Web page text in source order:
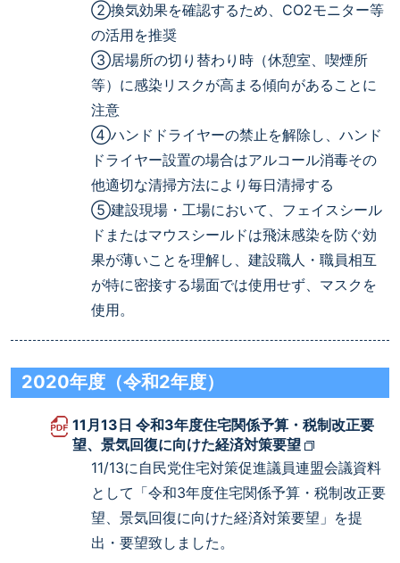
②換気効果を確認するため、CO2モニター等
の活用を推奨
③居場所の切り替わり時（休憩室、喫煙所
等）に感染リスクが高まる傾向があることに
注意
④ハンドドライヤーの禁止を解除し、ハンド
ドライヤー設置の場合はアルコール消毒その
他適切な清掃方法により毎日清掃する
⑤建設現場・工場において、フェイスシール
ドまたはマウスシールドは飛沫感染を防ぐ効
果が薄いことを理解し、建設職人・職員相互
が特に密接する場面では使用せず、マスクを
使用。
2020年度（令和2年度）
11月13日 令和3年度住宅関係予算・税制改正要
望、景気回復に向けた経済対策要望
11/13に自民党住宅対策促進議員連盟会議資料
として「令和3年度住宅関係予算・税制改正要
望、景気回復に向けた経済対策要望」を提
出・要望致しました。